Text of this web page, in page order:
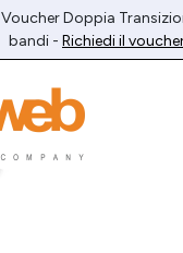
Voucher Doppia
bandi - Richiedi il